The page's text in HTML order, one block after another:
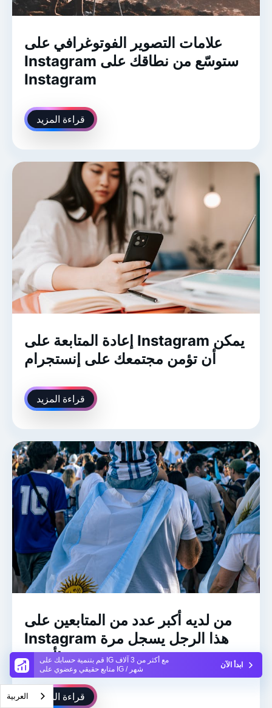
قم بتنمية حسابك على IG مع أكثر من 3 آلاف
متابع حقيقي وعضوي على IG / شهر
ابدأ الآن
علامات التصوير الفوتوغرافي على
Instagram ستوسّع من نطاقك على
Instagram
قراءة المزيد
إعادة المتابعة على Instagram يمكن
أن تؤمن مجتمعك على إنستجرام
قراءة المزيد
من لديه أكبر عدد من المتابعين على
Instagram هذا الرجل يسجل مرة
أخرى!
قراءة المزيد العربية‏